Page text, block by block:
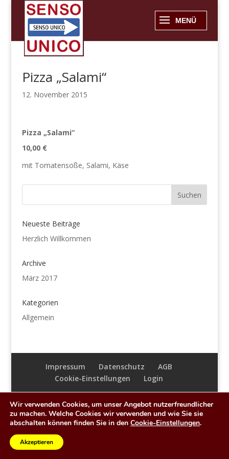
Pizza „Salami“
12. November 2015
Pizza „Salami“
10,00 €
mit Tomatensoße, Salami, Käse
Neueste Beiträge
Herzlich Willkommen
Archive
März 2017
Kategorien
Allgemein
Impressum Datenschutz
AGB
Cookie-Einstellungen
Login
copyright © 2026Senso Unico| Realisierung:
webdesign-hess.de
Wir verwenden Cookies, um unser Angebot nutzerfreundlicher
zu machen. Welche Cookies wir verwenden und wie Sie sie
abschalten können finden Sie in den Cookie-Einstellungen.
Akzeptieren